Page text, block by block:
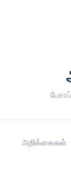
அறிக்கைகள்